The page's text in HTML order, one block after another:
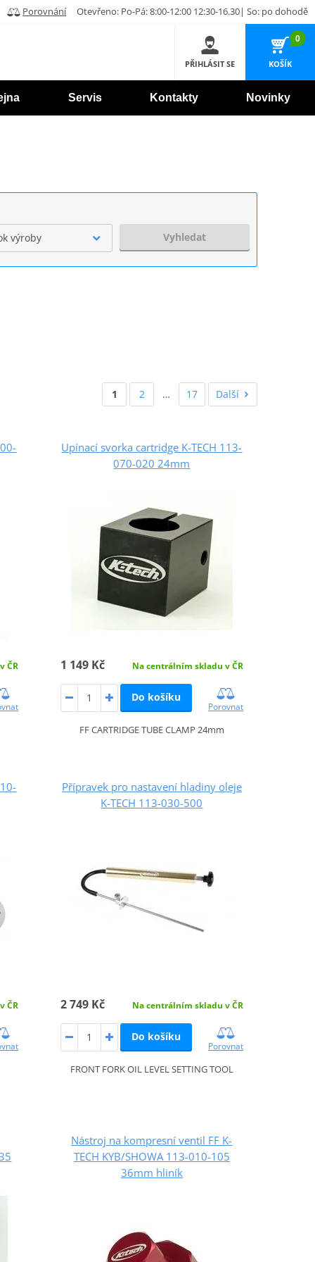
Porovnání Otevřeno: Po-Pá: 8:00-12:00 12:30-16.30| So: po dohodě
PŘIHLÁSIT SE
0
KOŠÍK
Servis Kontakty Novinky
výroby Vyhledat
1 2 … 17 Další
ČR
Upínací svorka cartridge K-TECH 113-
070-020 24mm
1 149 Kč Na centrálním skladu v ČR
Do košíku
Porovnat
FF CARTRIDGE TUBE CLAMP 24mm
ČR
Přípravek pro nastavení hladiny oleje
K-TECH 113-030-500
2 749 Kč Na centrálním skladu v ČR
Do košíku
Porovnat
FRONT FORK OIL LEVEL SETTING TOOL
Nástroj na kompresní ventil FF K-
TECH KYB/SHOWA 113-010-105
36mm hliník